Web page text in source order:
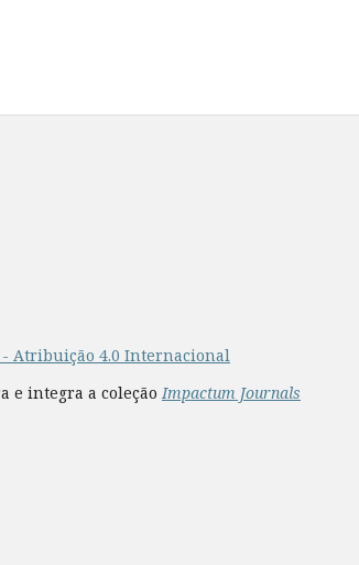
- Atribuição 4.0 Internacional
e integra a coleçãoImpactum Journals